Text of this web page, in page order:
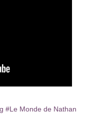
#Le Monde de Nathan